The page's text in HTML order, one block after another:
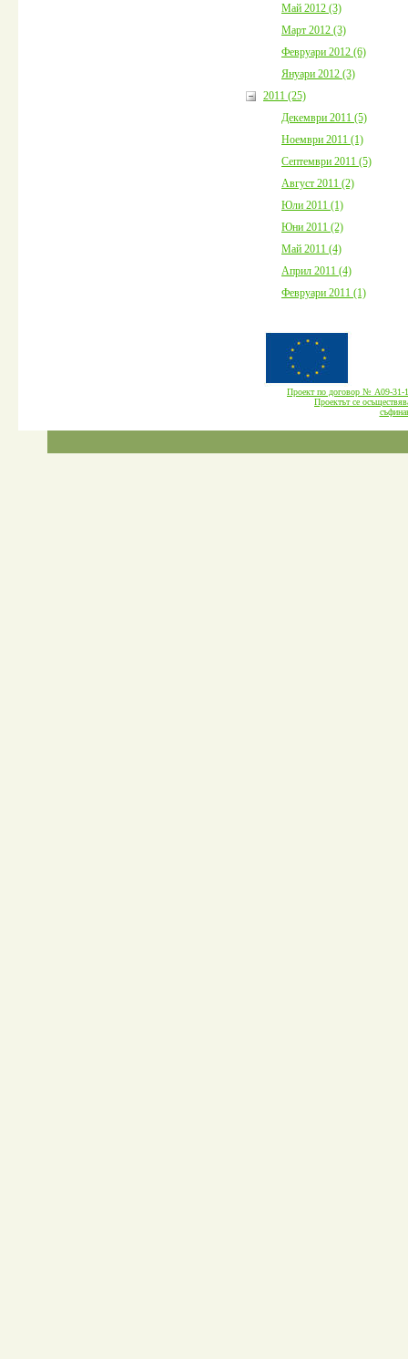
Май 2012 (3)
Март 2012 (3)
Февруари 2012 (6)
Януари 2012 (3)
2011 (25)
Декември 2011 (5)
Ноември 2011 (1)
Септември 2011 (5)
Август 2011 (2)
Юли 2011 (1)
Юни 2011 (2)
Май 2011 (4)
Април 2011 (4)
Февруари 2011 (1)
Проект по договор № А09-
Проектът се